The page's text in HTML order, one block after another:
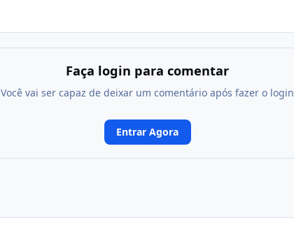
Faça login para comentar
Você vai ser capaz de deixar um comentário após fazer o login
Entrar Agora